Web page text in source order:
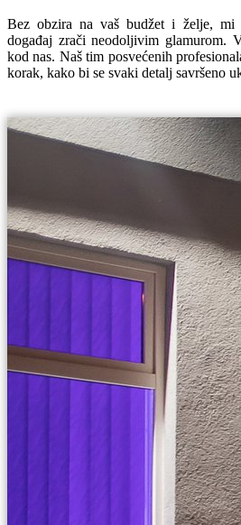
Bez obzira na vaš budžet i želje, mi
događaj zrači neodoljivim glamurom.
kod nas. Naš tim posvećenih
korak, kako bi se svaki detalj savršeno